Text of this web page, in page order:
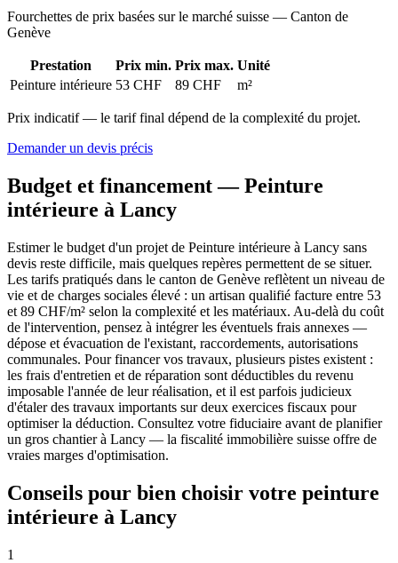
Fourchettes de prix basées sur le marché suisse — Canton de
Genève
Prestation Prix min. Prix max. Unité
Peinture intérieure 53 CHF 89 CHF m²
Prix indicatif — le tarif final dépend de la complexité du projet.
Demander un devis précis
Budget et financement — Peinture
intérieure à Lancy
Estimer le budget d'un projet de Peinture intérieure à Lancy sans
devis reste difficile, mais quelques repères permettent de se situer.
Les tarifs pratiqués dans le canton de Genève reflètent un niveau de
vie et de charges sociales élevé : un artisan qualifié facture entre 53
et 89 CHF/m² selon la complexité et les matériaux. Au-delà du coût
de l'intervention, pensez à intégrer les éventuels frais annexes —
dépose et évacuation de l'existant, raccordements, autorisations
communales. Pour financer vos travaux, plusieurs pistes existent :
les frais d'entretien et de réparation sont déductibles du revenu
imposable l'année de leur réalisation, et il est parfois judicieux
d'étaler des travaux importants sur deux exercices fiscaux pour
optimiser la déduction. Consultez votre fiduciaire avant de planifier
un gros chantier à Lancy — la fiscalité immobilière suisse offre de
vraies marges d'optimisation.
Conseils pour bien choisir votre peinture
intérieure à Lancy
1